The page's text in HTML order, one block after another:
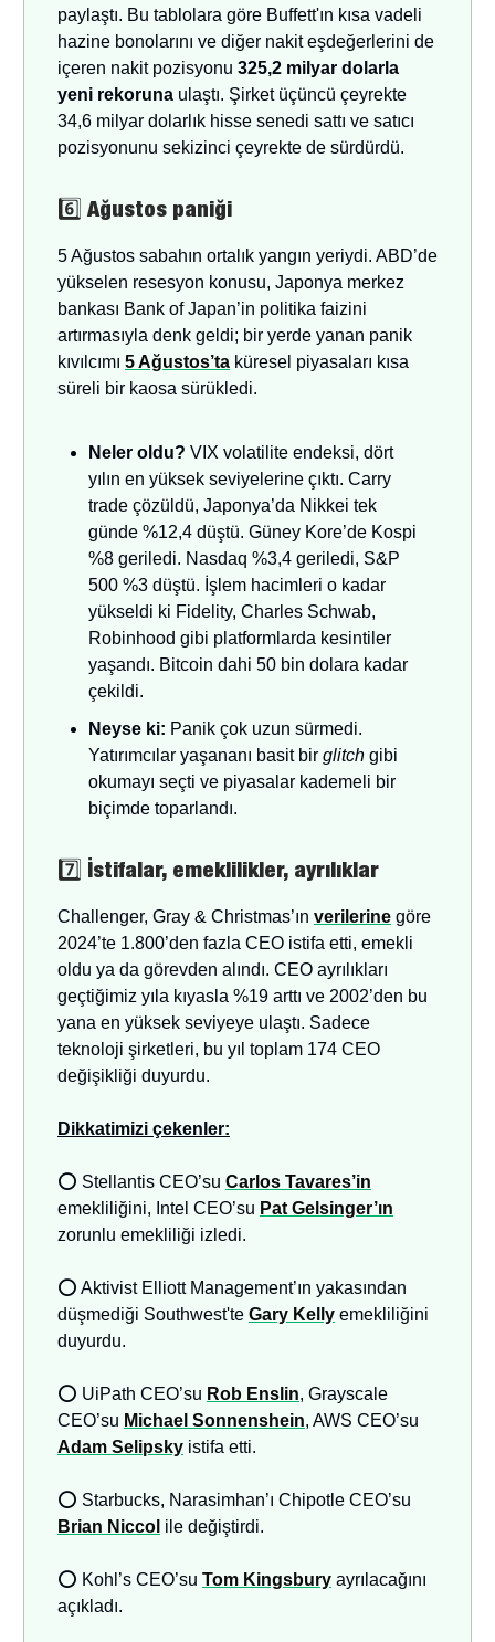
paylaştı. Bu tablolara göre Buffett'ın kısa vadeli
hazine bonolarını ve diğer nakit eşdeğerlerini de
içeren nakit pozisyonu 325,2 milyar dolarla
yeni rekoruna ulaştı. Şirket üçüncü çeyrekte
34,6 milyar dolarlık hisse senedi sattı ve satıcı
pozisyonunu sekizinci çeyrekte de sürdürdü.
6️⃣ Ağustos paniği
5 Ağustos sabahın ortalık yangın yeriydi. ABD’de
yükselen resesyon konusu, Japonya merkez
bankası Bank of Japan’in politika faizini
artırmasıyla denk geldi; bir yerde yanan panik
kıvılcımı 5 Ağustos’ta küresel piyasaları kısa
süreli bir kaosa sürükledi.
Neler oldu? VIX volatilite endeksi, dört
yılın en yüksek seviyelerine çıktı. Carry
trade çözüldü, Japonya’da Nikkei tek
günde %12,4 düştü. Güney Kore’de Kospi
%8 geriledi. Nasdaq %3,4 geriledi, S&P
500 %3 düştü. İşlem hacimleri o kadar
yükseldi ki Fidelity, Charles Schwab,
Robinhood gibi platformlarda kesintiler
yaşandı. Bitcoin dahi 50 bin dolara kadar
çekildi.
Neyse ki: Panik çok uzun sürmedi.
Yatırımcılar yaşananı basit bir glitch gibi
okumayı seçti ve piyasalar kademeli bir
biçimde toparlandı.
7️⃣ İstifalar, emeklilikler, ayrılıklar
Challenger, Gray & Christmas’ın verilerine göre
2024’te 1.800’den fazla CEO istifa etti, emekli
oldu ya da görevden alındı. CEO ayrılıkları
geçtiğimiz yıla kıyasla %19 arttı ve 2002’den bu
yana en yüksek seviyeye ulaştı. Sadece
teknoloji şirketleri, bu yıl toplam 174 CEO
değişikliği duyurdu.
Dikkatimizi çekenler:
⭕ Stellantis CEO’su Carlos Tavares’in
emekliliğini, Intel CEO’su Pat Gelsinger’ın
zorunlu emekliliği izledi.
⭕ Aktivist Elliott Management’ın yakasından
düşmediği Southwest'te Gary Kelly emekliliğini
duyurdu.
⭕ UiPath CEO’su Rob Enslin, Grayscale
CEO’su Michael Sonnenshein, AWS CEO’su
Adam Selipsky istifa etti.
⭕ Starbucks, Narasimhan’ı Chipotle CEO’su
Brian Niccol ile değiştirdi.
⭕ Kohl’s CEO’su Tom Kingsbury ayrılacağını
açıkladı.